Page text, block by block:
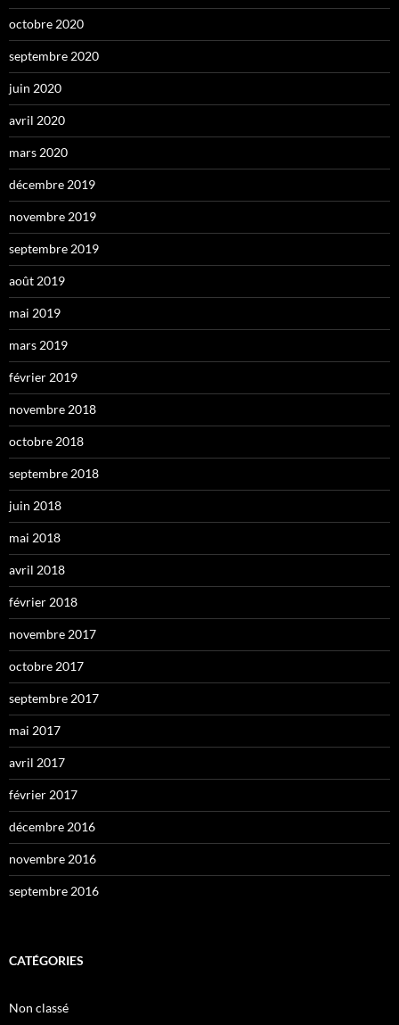
octobre 2020
septembre 2020
juin 2020
avril 2020
mars 2020
décembre 2019
novembre 2019
septembre 2019
août 2019
mai 2019
mars 2019
février 2019
novembre 2018
octobre 2018
septembre 2018
juin 2018
mai 2018
avril 2018
février 2018
novembre 2017
octobre 2017
septembre 2017
mai 2017
avril 2017
février 2017
décembre 2016
novembre 2016
septembre 2016
CATÉGORIES
Non classé